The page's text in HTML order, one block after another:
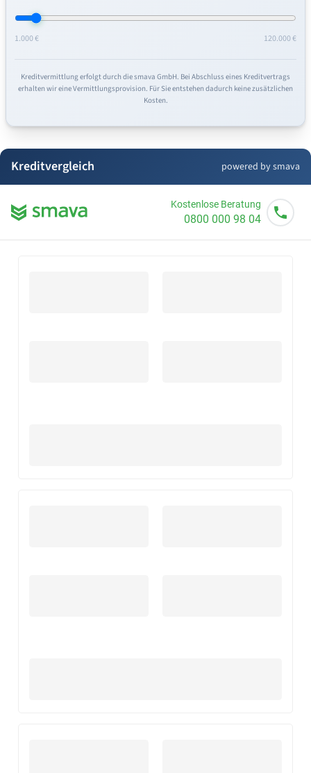
1.000 € 120.000 €
Kreditvermittlung erfolgt durch die smava GmbH. Bei Abschluss eines Kreditvertrags
erhalten wir eine Vermittlungsprovision. Für Sie entstehen dadurch keine zusätzlichen
Kosten.
Kreditvergleich powered by smava